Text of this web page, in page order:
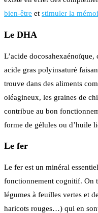
bien-être et stimuler la
Le DHA
L’acide
acide gras polyinsaturé
trouve dans des aliments
oléagineux, les graines de
contribue au bon
forme de gélules ou d’huile
Le fer
Le fer est un minéral
fonctionnement cognitif. On
légumes à feuilles vertes et
haricots rouges…) qui en